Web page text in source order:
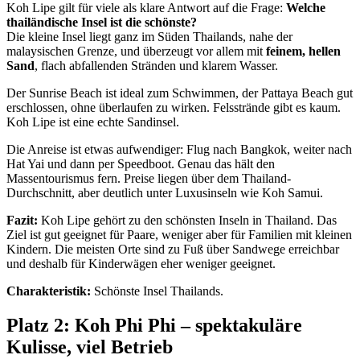
Koh Lipe gilt für viele als klare Antwort auf die Frage: Welche
thailändische Insel ist die schönste?
Die kleine Insel liegt ganz im Süden Thailands, nahe der
malaysischen Grenze, und überzeugt vor allem mitfeinem, hellen
Sand, flach abfallenden Stränden und klarem Wasser.
Der Sunrise Beach ist ideal zum Schwimmen, der Pattaya Beach gut
erschlossen, ohne überlaufen zu wirken. Felsstrände gibt es kaum.
Koh Lipe ist eine echte Sandinsel.
Die Anreise ist etwas aufwendiger: Flug nach Bangkok, weiter nach
Hat Yai und dann per Speedboot. Genau das hält den
Massentourismus fern. Preise liegen über dem Thailand-
Durchschnitt, aber deutlich unter Luxusinseln wie Koh Samui.
Fazit: Koh Lipe gehört zu den schönsten Inseln in Thailand. Das
Ziel ist gut geeignet für Paare, weniger aber für Familien mit kleinen
Kindern. Die meisten Orte sind zu Fuß über Sandwege erreichbar
und deshalb für Kinderwägen eher weniger geeignet.
Charakteristik: Schönste Insel Thailands.
Platz 2: Koh Phi Phi – spektakuläre
Kulisse, viel Betrieb